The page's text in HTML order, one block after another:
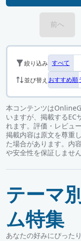
前へ
絞り込み すべて
並び替え おすすめ順
本コンテンツは
いますが、掲載するEC
れます。評価・レビュ
掲載内容は原文を尊重
た場合があります。内
や安全性を保証しません
テーマ
ム特集
あなたの好みにぴった